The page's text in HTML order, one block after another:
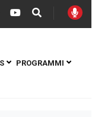
PROGRAMMI